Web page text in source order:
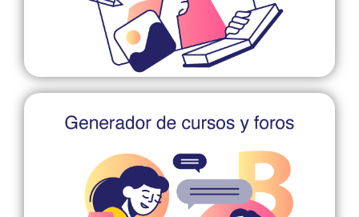
Servicios de asesoría y
capacitación
generar tus propios cursos y grupos, invitar a tus
alumnos generar foros de opinión, programar
actividades, tareas, exámenes, así como generar